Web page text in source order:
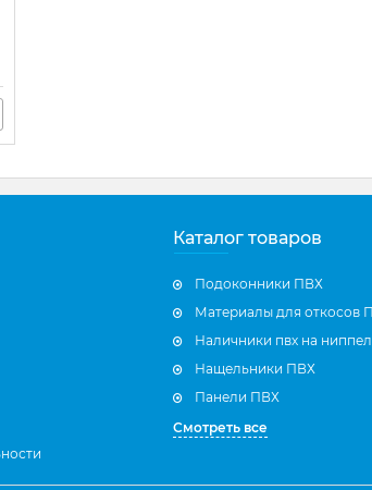
Каталог товаров
Подоконники ПВХ
Материалы для откосов
Наличники пвх на
Нащельники ПВХ
Панели ПВХ
Смотреть все